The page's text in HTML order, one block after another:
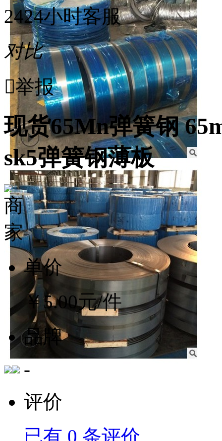
2424小时客服
对比
举报
现货65Mn弹簧钢
sk5弹簧钢薄板
单价
￥5.00元/件
品牌
-
评价
已有 0 条评价